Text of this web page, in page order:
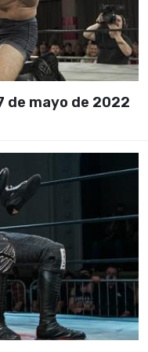
de mayo de 2022